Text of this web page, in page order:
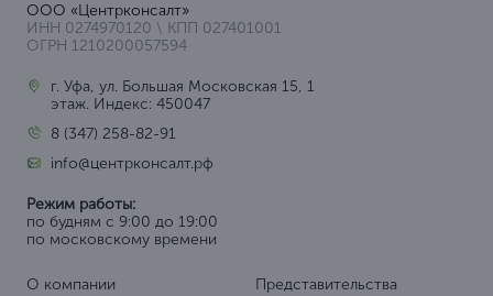
ООО «Центрконсалт»
ИНН 0274970120 \ КПП 027401001
ОГРН 1210200057594
г. Уфа, ул. Большая Московская 15, 1
этаж. Индекс: 450047
8 (347) 258-82-91
info@центрконсалт.рф
Режим работы:
по будням с 9:00 до 19:00
по московскому времени
О компании
Представительства